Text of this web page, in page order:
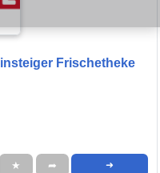
Frischetheke
★ ➦ ➜